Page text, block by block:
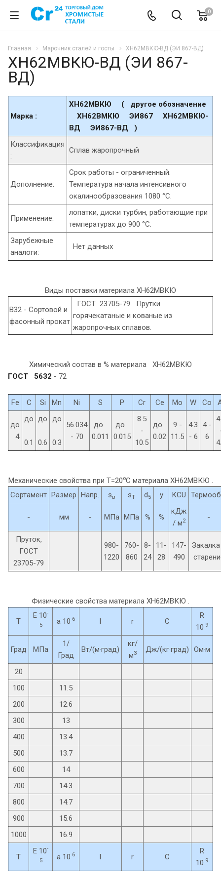
0
Главная Марочник сталей и госты ХН62МВКЮ-ВД (ЭИ 867-ВД)
ХН62МВКЮ-ВД (ЭИ 867-
ВД)
Марка :
ХН62МВКЮ ( другое обозначение
ХН62ВМКЮ ЭИ867 ХН62МВКЮ-
ВД ЭИ867-ВД )
Классификация
:
Сплав жаропрочный
Дополнение:
Срок работы - ограниченный.
Температура начала интенсивного
окалинообразования 1080 °C.
Применение:
лопатки, диски турбин, работающие при
температурах до 900 °С.
Зарубежные
аналоги:
Нет данных
Виды поставки материала ХН62МВКЮ
В32 - Сортовой и
фасонный прокат
ГОСТ 23705-79 Прутки
горячекатаные и кованые из
жаропрочных сплавов.
Химический состав в % материала ХН62МВКЮ
ГОСТ 5632 - 72
Fe C Si Mn Ni S P Cr Ce Mo W Co
до
4
до
0.1
до
0.6
до
0.3
56.034
- 70
до
0.011
до
0.015
8.5
-
10.5
до
0.02
9 -
11.5
4.3
- 6
4 -
6
Механические свойства при Т=20oС материала ХН62МВКЮ .
Сортамент Размер Напр. sв sT d5 y KCU
- мм - МПа МПа % %
кДж
/ м2 -
Пруток,
ГОСТ
23705-79
980-
1220
760-
860
8-
24
11-
28
147-
490
Физические свойства материала ХН62МВКЮ .
T
E 10-
5
a 10 6 l r C
R
10 9
Град МПа
1/
Град
Вт/(м·град)
кг/
м3 Дж/(кг·град) Ом·м
20
100
11.5
200
12.6
300
13
400
13.4
500
13.7
600
14
700
14.3
800
14.7
900
15.6
1000
16.9
T
E 10-
5
a 10 6 l r C
R
10 9